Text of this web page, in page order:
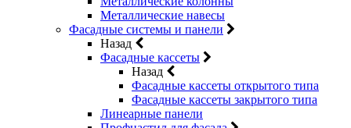
Металлические навесы
Фасадные системы и панели
Назад
Фасадные кассеты
Назад
Фасадные кассеты открытого типа
Фасадные кассеты закрытого типа
Линеарные панели